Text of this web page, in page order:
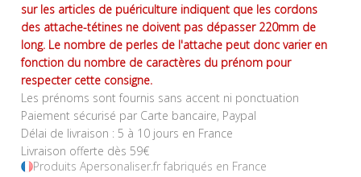
sur les articles de puériculture indiquent que les cordons
des attache-tétines ne doivent pas dépasser 220mm de
long. Le nombre de perles de l'attache peut donc varier en
fonction du nombre de caractères du prénom pour
respecter cette consigne.
Les prénoms sont fournis sans accent ni ponctuation
Paiement sécurisé par Carte bancaire, Paypal
Délai de livraison : 5 à 10 jours en France
Livraison offerte dès 59€
Produits Apersonaliser.fr fabriqués en France